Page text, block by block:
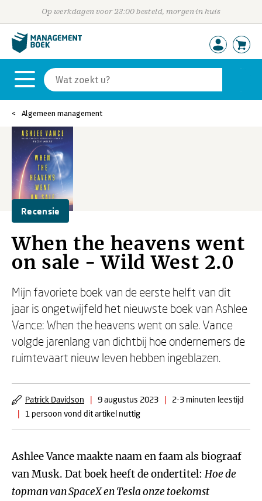
Op werkdagen voor 23:00 besteld, morgen in huis
Algemeen management
Recensie
When the heavens went
on sale - Wild West 2.0
Mijn favoriete boek van de eerste helft van dit
jaar is ongetwijfeld het nieuwste boek van Ashlee
Vance: When the heavens went on sale. Vance
volgde jarenlang van dichtbij hoe ondernemers de
ruimtevaart nieuw leven hebben ingeblazen.
Patrick Davidson | 9 augustus 2023 |
2-3 minuten leestijd
|
1 persoon vond dit artikel nuttig
Ashlee Vance maakte naam en faam als biograaf
van Musk. Dat boek heeft de ondertitel: Hoe de
topman van SpaceX en Tesla onze toekomst